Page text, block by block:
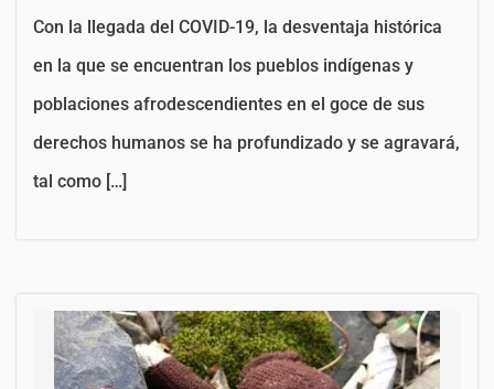
Con la llegada del COVID-19, la desventaja histórica
en la que se encuentran los pueblos indígenas y
poblaciones afrodescendientes en el goce de sus
derechos humanos se ha profundizado y se agravará,
tal como […]